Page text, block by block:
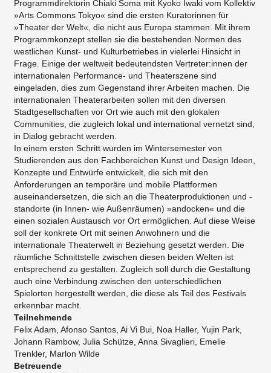
Programmdirektorin Chiaki Soma mit Kyoko Iwaki vom Kollektiv
»Arts Commons Tokyo« sind die ersten Kuratorinnen für
»Theater der Welt«, die nicht aus Europa stammen. Mit ihrem
Programmkonzept stellen sie die bestehenden Normen des
westlichen Kunst- und Kulturbetriebes in vielerlei Hinsicht in
Frage. Einige der weltweit bedeutendsten Vertreter:innen der
internationalen Performance- und Theaterszene sind
eingeladen, dies zum Gegenstand ihrer Arbeiten machen. Die
internationalen Theaterarbeiten sollen mit den diversen
Stadtgesellschaften vor Ort wie auch mit den glokalen
Communities, die zugleich lokal und international vernetzt sind,
in Dialog gebracht werden.
In einem ersten Schritt wurden im Wintersemester von
Studierenden aus den Fachbereichen Kunst und Design Ideen,
Konzepte und Entwürfe entwickelt, die sich mit den
Anforderungen an temporäre und mobile Plattformen
auseinandersetzen, die sich an die Theaterproduktionen und -
standorte (in Innen- wie Außenräumen) »andocken« und die
einen sozialen Austausch vor Ort ermöglichen. Auf diese Weise
soll der konkrete Ort mit seinen Anwohnern und die
internationale Theaterwelt in Beziehung gesetzt werden. Die
räumliche Schnittstelle zwischen diesen beiden Welten ist
entsprechend zu gestalten. Zugleich soll durch die Gestaltung
auch eine Verbindung zwischen den unterschiedlichen
Spielorten hergestellt werden, die diese als Teil des Festivals
erkennbar macht.
Teilnehmende
Felix Adam, Afonso Santos, Ai Vi Bui, Noa Haller, Yujin Park,
Johann Rambow, Julia Schütze, Anna Sivaglieri, Emelie
Trenkler, Marlon Wilde
Betreuende